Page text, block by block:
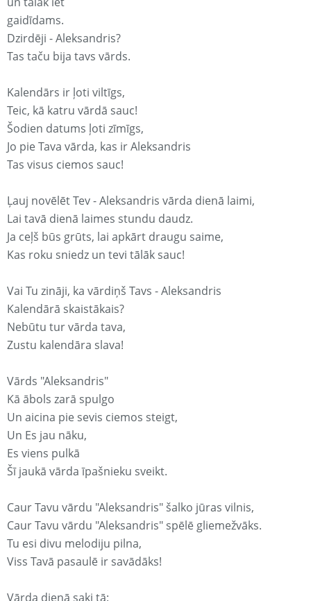
gaidīdams.
Dzirdēji - Aleksandris?
Tas taču bija tavs vārds.
Kalendārs ir ļoti viltīgs,
Teic, kā katru vārdā sauc!
Šodien datums ļoti zīmīgs,
Jo pie Tava vārda, kas ir Aleksandris
Tas visus ciemos sauc!
Ļauj novēlēt Tev - Aleksandris vārda dienā laimi,
Lai tavā dienā laimes stundu daudz.
Ja ceļš būs grūts, lai apkārt draugu saime,
Kas roku sniedz un tevi tālāk sauc!
Vai Tu zināji, ka vārdiņš Tavs - Aleksandris
Kalendārā skaistākais?
Nebūtu tur vārda tava,
Zustu kalendāra slava!
Vārds "Aleksandris"
Kā ābols zarā spulgo
Un aicina pie sevis ciemos steigt,
Un Es jau nāku,
Es viens pulkā
Šī jaukā vārda īpašnieku sveikt.
Caur Tavu vārdu "Aleksandris" šalko jūras vilnis,
Caur Tavu vārdu "Aleksandris" spēlē gliemežvāks.
Tu esi divu melodiju pilna,
Viss Tavā pasaulē ir savādāks!
Vārda dienā saki tā: